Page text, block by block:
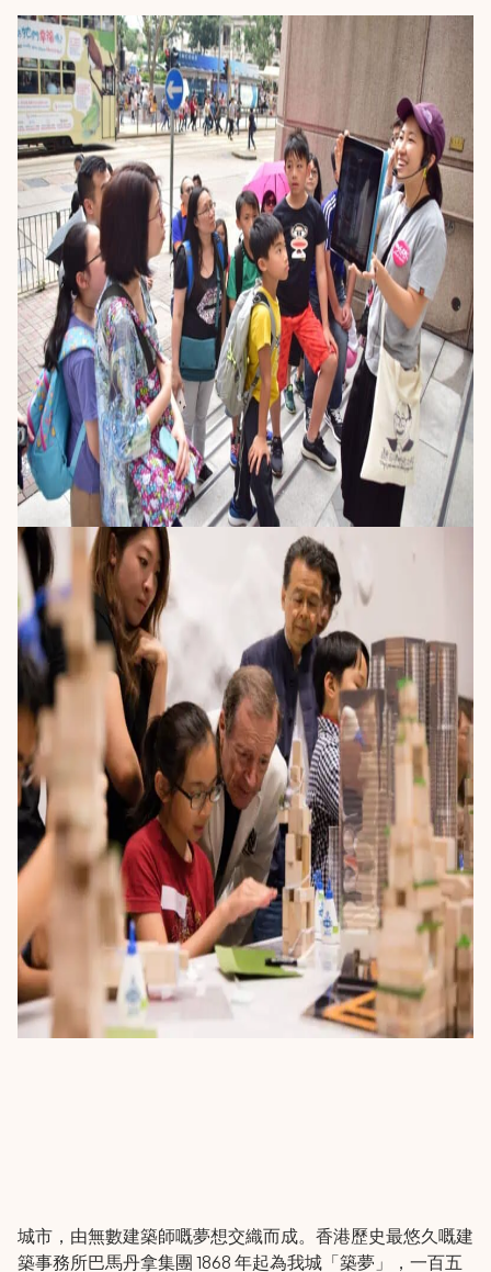
城市，由無數建築師嘅夢想交織而成。香港歷史最悠久嘅建
築事務所巴馬丹拿集團 1868 年起為我城「築夢」，一百五